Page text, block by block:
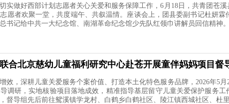
实做好西部计划志愿者关心关爱和服务保障工作，6月18日，共青团苍
愿者欢聚一堂，共度端午、共叙温情。座谈会上，团县委副书记杜妍
书记给中共一大纪念馆、南湖革命纪念馆少先队红领巾讲解员回信精神
合北京慈幼儿童福利研究中心赴苍开展童伴妈妈项目督
效，深耕儿童关爱服务个案价值、打造本土化特色服务品牌，2026年5
调研，实地核验项目落地成效，精准指导基层留守儿童关爱保护服务
督导组先后前往鸳溪镇学龙村、白鹤乡白鹤社区、陵江镇西城社区、杜